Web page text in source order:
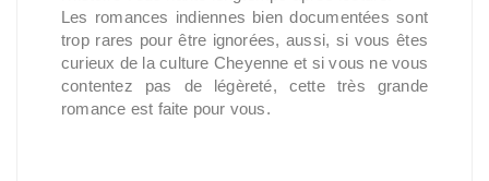
Les romances indiennes bien documentées sont
trop rares pour être ignorées, aussi, si vous êtes
curieux de la culture Cheyenne et si vous ne vous
contentez pas de légèreté, cette très grande
romance est faite pour vous.